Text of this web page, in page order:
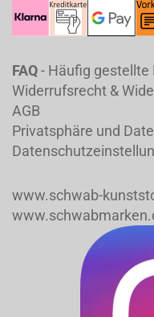
FAQ- Häufig gestellte
Widerrufsrecht &
AGB
Privatsphäre und
www.schwab-